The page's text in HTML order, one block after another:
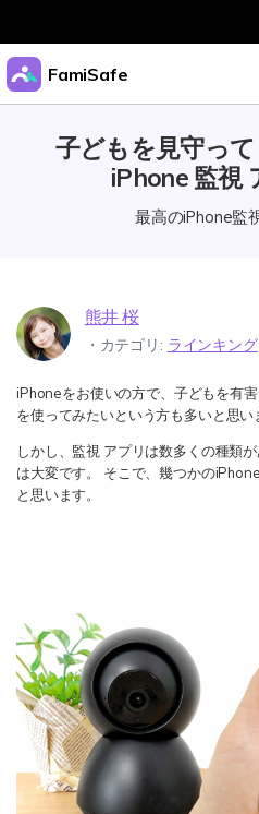
製品
ユーティリティ
ソリューション
FamiSafe
機能
アクティビティレポート
スクリーンタイム
ウェブフィルタ
怪しい画像検出
製品活用
製品活用
お子様のスマホでペアレンタル
今すぐ購入
ダウンロード
子どもを見守っ
iPhone 監視
最高のiPhone監
熊井 桜
・カテゴリ: ラインキング
iPhoneをお使いの方で、子どもを有
を使ってみたいという方も多いと思い
しかし、監視 アプリは数多くの種類
は大変です。 そこで、幾つかの
と思います。